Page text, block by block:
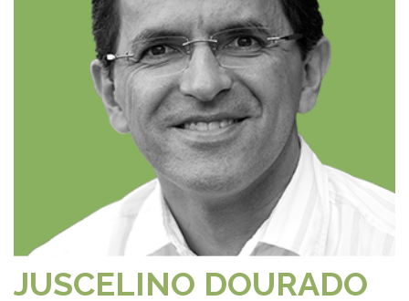
JUSCELINO DOURADO